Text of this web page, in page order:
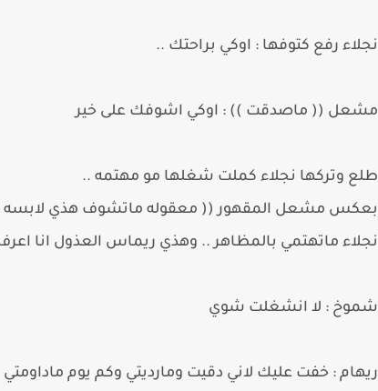
نجلاء رفع كتوفها : اوكي براحتك ..
مشعل (( ماصدقت )) : اوكي اشوفك على خير
طلع وتركها نجلاء كملت شغلها مو مهتمه ..
بعكس مشعل المقهور (( معقوله ماتشوف هذي لابسه
نجلاء ماتهتمي بالمظاهر .. وهذي ريماس العذول انا
شموخ : لا انشغلت شوي
ريهام : خفت عليك لاني دقيت ومارديتي وكم يوم ماداومتي